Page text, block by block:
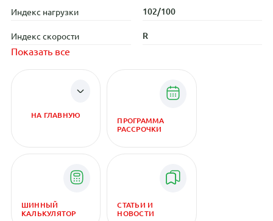
Индекс нагрузки 102/100
Индекс скорости R
Показать все
НА ГЛАВНУЮ
ПРОГРАММА
РАССРОЧКИ
ШИННЫЙ
КАЛЬКУЛЯТОР
СТАТЬИ И
НОВОСТИ